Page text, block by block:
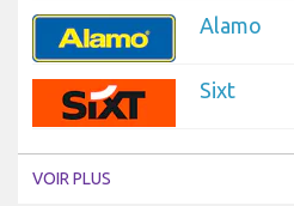
Alamo
Sixt
VOIR PLUS